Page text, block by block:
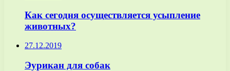
Как сегодня осуществляется усыпление
животных?
27.12.2019
Эурикан для собак